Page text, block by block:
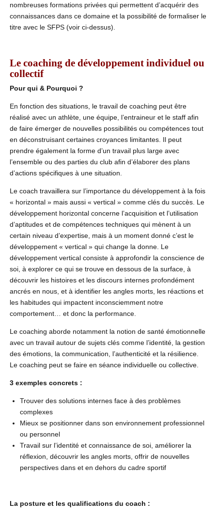
nombreuses formations privées qui permettent d’acquérir des
connaissances dans ce domaine et la possibilité de formaliser le
titre avec le SFPS (voir ci-dessus).
Le coaching de développement individuel ou
collectif
Pour qui & Pourquoi ?
En fonction des situations, le travail de coaching peut être
réalisé avec un athlète, une équipe, l’entraineur et le staff afin
de faire émerger de nouvelles possibilités ou compétences tout
en déconstruisant certaines croyances limitantes. Il peut
prendre également la forme d’un travail plus large avec
l’ensemble ou des parties du club afin d’élaborer des plans
d’actions spécifiques à une situation.
Le coach travaillera sur l’importance du développement à la fois
« horizontal » mais aussi « vertical » comme clés du succès. Le
développement horizontal concerne l’acquisition et l’utilisation
d’aptitudes et de compétences techniques qui mènent à un
certain niveau d’expertise, mais à un moment donné c’est le
développement « vertical » qui change la donne. Le
développement vertical consiste à approfondir la conscience de
soi, à explorer ce qui se trouve en dessous de la surface, à
découvrir les histoires et les discours internes profondément
ancrés en nous, et à identifier les angles morts, les réactions et
les habitudes qui impactent inconsciemment notre
comportement… et donc la performance.
Le coaching aborde notamment la notion de santé émotionnelle
avec un travail autour de sujets clés comme l’identité, la gestion
des émotions, la communication, l’authenticité et la résilience.
Le coaching peut se faire en séance individuelle ou collective.
3 exemples concrets :
Trouver des solutions internes face à des problèmes
complexes
Mieux se positionner dans son environnement professionnel
ou personnel
Travail sur l’identité et connaissance de soi, améliorer la
réflexion, découvrir les angles morts, offrir de nouvelles
perspectives dans et en dehors du cadre sportif
La posture et les qualifications du coach :